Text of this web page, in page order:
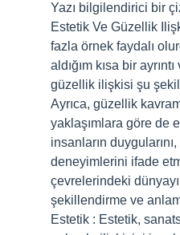
Yazı bilgilendirici bir
Estetik Ve Güzellik
fazla örnek faydalı
aldığım kısa bir
güzellik ilişkisi şu
Ayrıca, güzellik
yaklaşımlara göre de
insanların
deneyimlerini ifade
çevrelerindeki
şekillendirme ve
Estetik : Estetik,